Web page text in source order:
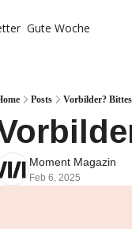
Gute Woche
Posts Vorbilder?
Moment Magazin
Feb 6, 2025